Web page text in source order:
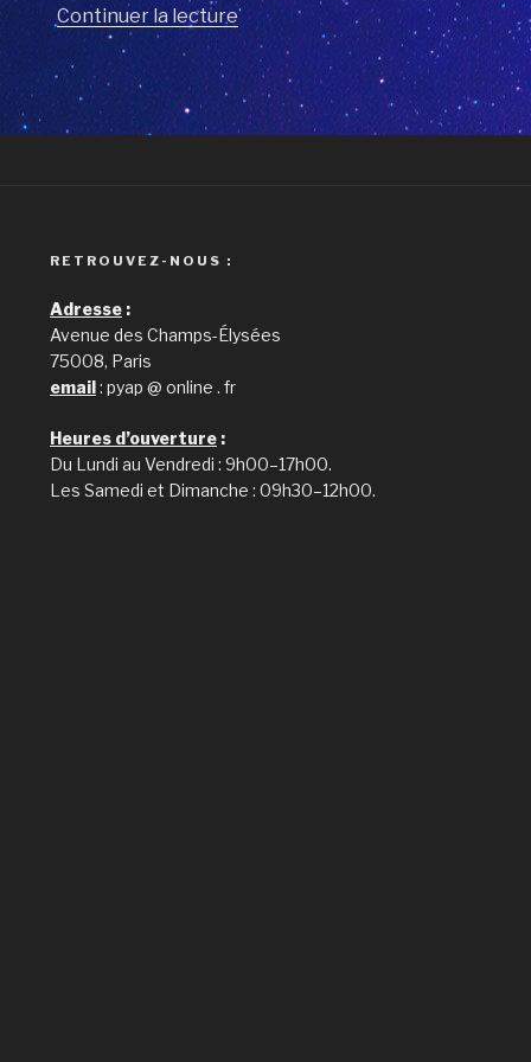
Continuer la lecturede
« Amazonia
after »
RETROUVEZ-NOUS :
Adresse :
Avenue des Champs-Élysées
75008, Paris
email: pyap @ online . fr
Heures d’ouverture :
Du Lundi au Vendredi : 9h00–17h00.
Les Samedi et Dimanche : 09h30–12h00.